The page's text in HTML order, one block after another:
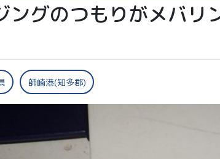
ングのつもりがメバリ
師崎港(知多郡)